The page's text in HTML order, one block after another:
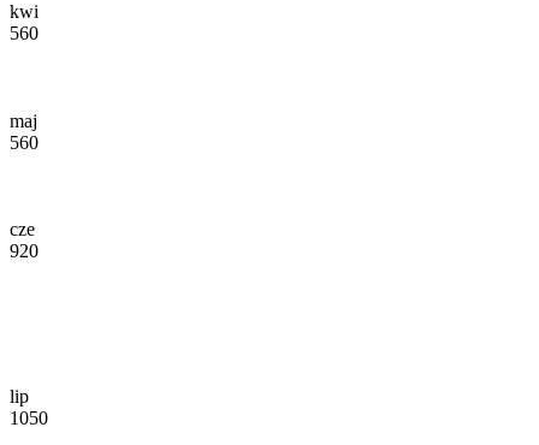
kwi
560
maj
560
cze
920
lip
1050